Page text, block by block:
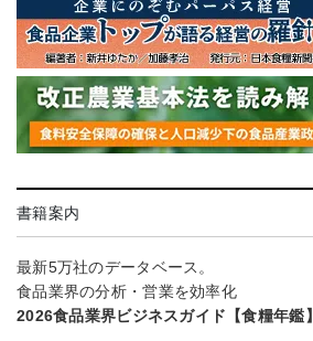
書籍案内
最新5万社のデータベース。
食品業界の分析・営業を効率化
2026食品業界ビジネスガイド【食糧年鑑】